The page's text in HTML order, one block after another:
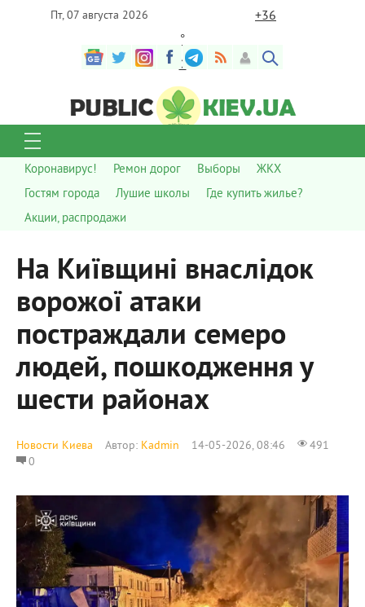
Пт, 07 августа 2026 +36
°
C
Коронавирус! Ремон дорог Выборы
ЖКХ
Гостям города
Лушие школы
Где купить жилье?
Акции, распродажи
На Київщині внаслідок
ворожої атаки
постраждали семеро
людей, пошкодження у
шести районах
Новости Киева Автор: Kadmin 14-05-2026, 08:46
491
0